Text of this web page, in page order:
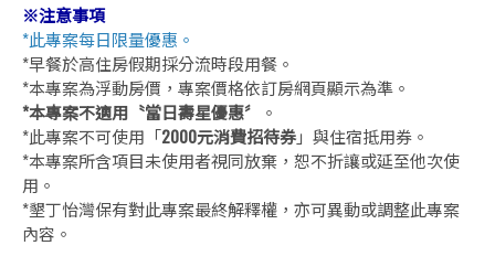
※注意事項
*此專案每日限量優惠。
*早餐於高住房假期採分流時段用餐。
*本專案為浮動房價，專案價格依訂房網頁顯示為準。
*本專案不適用〝當日壽星優惠〞
。
*此專案不可使用「2000元消費招待券」與住宿抵用券。
*本專案所含項目未使用者視同放棄，恕不折讓或延至他次使
用。
*墾丁怡灣保有對此專案最終解釋權，亦可異動或調整此專案
內容。